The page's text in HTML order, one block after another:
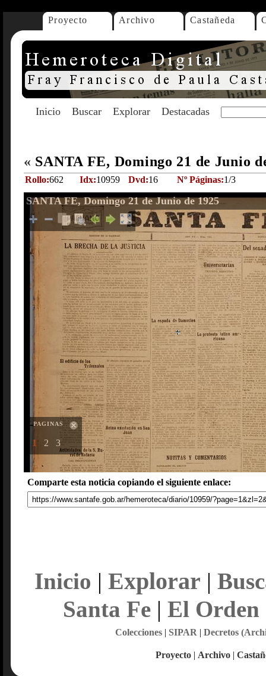
Proyecto Archivo Castañeda
Inicio Buscar Explorar Destacadas
« SANTA FE, Domingo 21 de Junio
Rollo:662 Idx:10959 Dvd:16 Nº Páginas:1/3
SANTA FE, Domingo 21 de Junio de 1925
PAGINAS
1 2 3
Comparte esta noticia copiando el siguiente enlace:
Inicio | Explorar |
Santa Fe| El Orden
Colecciones| SIPAR | Decretos
Proyecto | Archivo |